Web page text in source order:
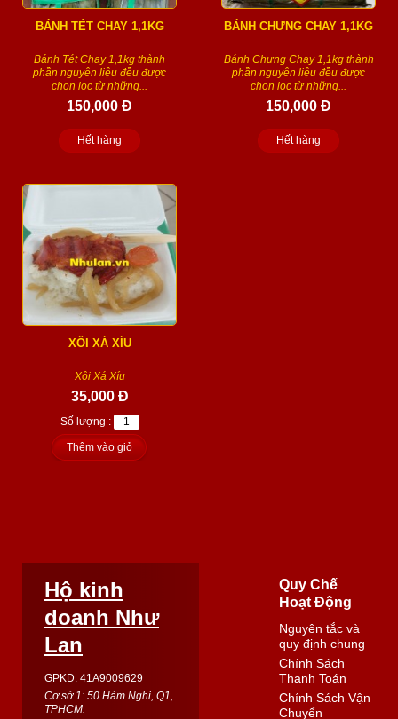
BÁNH TÉT CHAY 1,1KG
Bánh Tét Chay 1,1kg thành
phần nguyên liệu đều được
chọn lọc từ những...
150,000 Đ
Hết hàng
BÁNH CHƯNG CHAY 1,1KG
Bánh Chưng Chay 1,1kg thành
phần nguyên liệu đều được
chọn lọc từ những...
150,000 Đ
Hết hàng
XÔI XÁ XÍU
Xôi Xá Xíu
35,000 Đ
Số lượng :
Thêm vào giỏ
Hộ kinh
doanh Như
Lan
GPKD: 41A9009629
Cơ sở 1: 50 Hàm Nghi, Q1,
TPHCM.
Quy Chế
Hoạt Động
Nguyên tắc và
quy định chung
Chính Sách
Thanh Toán
Chính Sách Vận
Chuyển